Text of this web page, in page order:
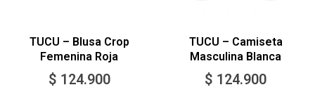
TUCU – Blusa Crop
Femenina Roja
$ 124.900
TUCU – Camiseta
Masculina Blanca
$ 124.900